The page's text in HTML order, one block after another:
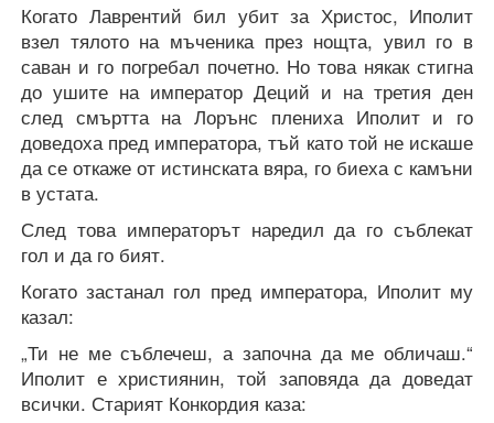
Когато Лаврентий бил убит за Христос, Иполит
взел тялото на мъченика през нощта, увил го в
саван и го погребал почетно. Но това някак стигна
до ушите на император Деций и на третия ден
след смъртта на Лорънс плениха Иполит и го
доведоха пред императора, тъй като той не искаше
да се откаже от истинската вяра, го биеха с камъни
в устата.
След това императорът наредил да го съблекат
гол и да го бият.
Когато застанал гол пред императора, Иполит му
казал:
„Ти не ме съблечеш, а започна да ме обличаш.“
Иполит е християнин, той заповяда да доведат
всички. Старият Конкордия каза: